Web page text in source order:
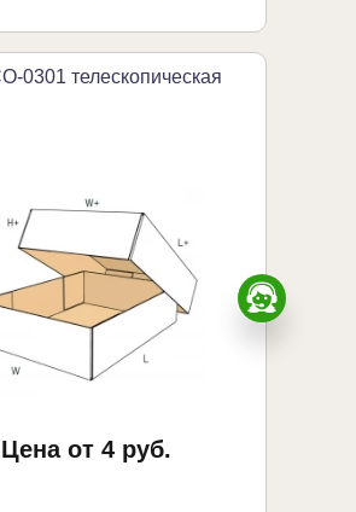
0301 телескопическая
Цена от 4 руб.